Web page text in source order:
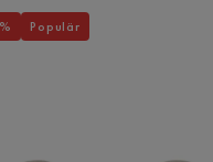
Populär